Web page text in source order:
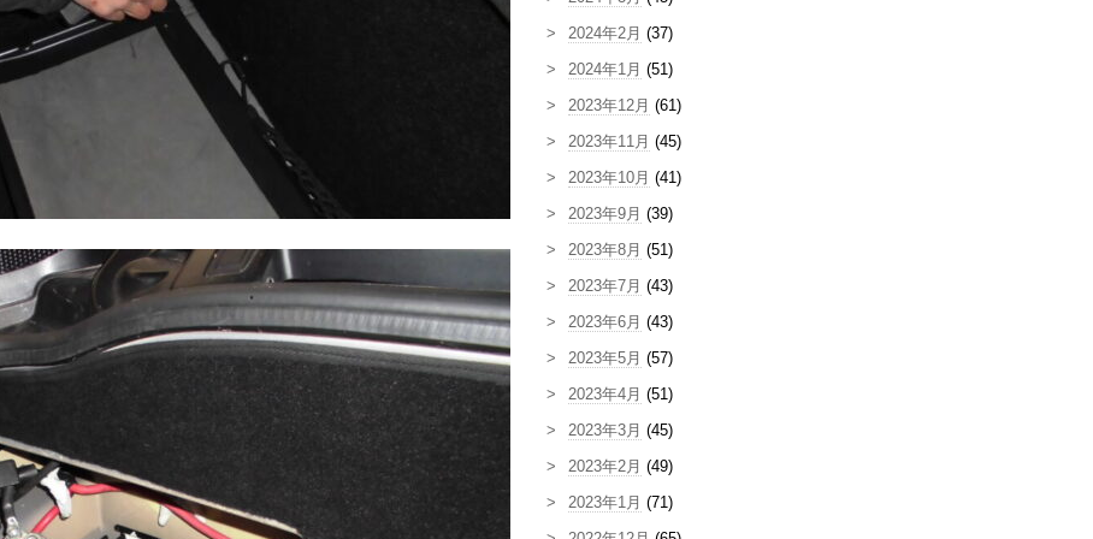
2024年2月 (37)
2024年1月 (51)
2023年12月 (61)
2023年11月 (45)
2023年10月 (41)
2023年9月 (39)
2023年8月 (51)
2023年7月 (43)
2023年6月 (43)
2023年5月 (57)
2023年4月 (51)
2023年3月 (45)
2023年2月 (49)
2023年1月 (71)